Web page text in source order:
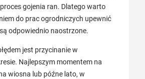
gojenia ran. Dlatego warto
do prac ogrodniczych upewnić
odpowiednio naostrzone.
jest przycinanie w
Najlepszym momentem na
wiosna lub późne lato, w